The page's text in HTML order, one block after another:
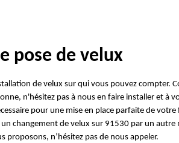
pose de velux
de velux sur qui vous pouvez compter.
n'hésitez pas à nous en faire installer et à
pour une mise en place parfaite de votre
changement de velux sur 91530 par un autre
proposons, n’hésitez pas de nous appeler.